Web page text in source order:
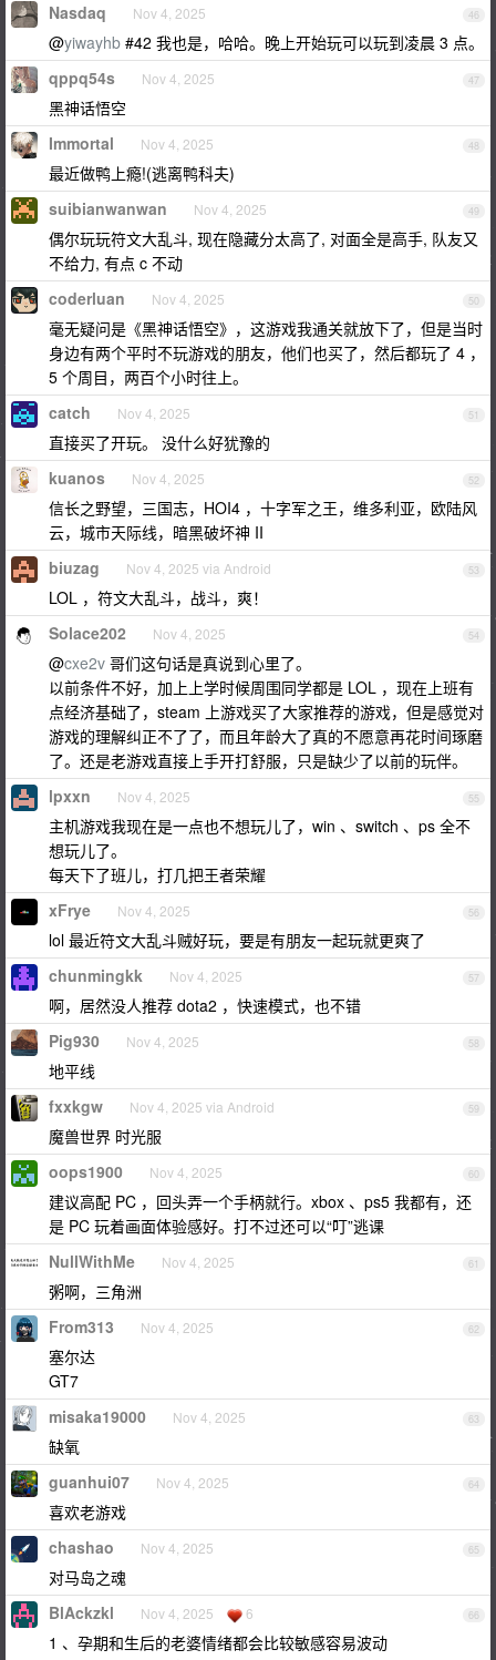
46
Nasdaq Nov 4, 2025
@yiwayhb #42 我也是，哈哈。晚上开始玩可以玩到凌晨 3 点。
47
qppq54s Nov 4, 2025
黑神话悟空
48
Immortal Nov 4, 2025
最近做鸭上瘾!(逃离鸭科夫)
49
suibianwanwan Nov 4, 2025
偶尔玩玩符文大乱斗, 现在隐藏分太高了, 对面全是高手, 队友又
不给力, 有点 c 不动
50
coderluan Nov 4, 2025
毫无疑问是《黑神话悟空》，这游戏我通关就放下了，但是当时
身边有两个平时不玩游戏的朋友，他们也买了，然后都玩了 4 ，
5 个周目，两百个小时往上。
51
catch Nov 4, 2025
直接买了开玩。 没什么好犹豫的
52
kuanos Nov 4, 2025
信长之野望，三国志，HOI4 ，十字军之王，维多利亚，欧陆风
云，城市天际线，暗黑破坏神 II
53
biuzag Nov 4, 2025 via Android
LOL ，符文大乱斗，战斗，爽！
54
Solace202 Nov 4, 2025
@cxe2v 哥们这句话是真说到心里了。
以前条件不好，加上上学时候周围同学都是 LOL ，现在上班有
点经济基础了，steam 上游戏买了大家推荐的游戏，但是感觉对
游戏的理解纠正不了了，而且年龄大了真的不愿意再花时间琢磨
了。还是老游戏直接上手开打舒服，只是缺少了以前的玩伴。
55
lpxxn Nov 4, 2025
主机游戏我现在是一点也不想玩儿了，win 、switch 、ps 全不
想玩儿了。
每天下了班儿，打几把王者荣耀
56
xFrye Nov 4, 2025
lol 最近符文大乱斗贼好玩，要是有朋友一起玩就更爽了
57
chunmingkk Nov 4, 2025
啊，居然没人推荐 dota2 ，快速模式，也不错
58
Pig930 Nov 4, 2025
地平线
59
fxxkgw Nov 4, 2025 via Android
魔兽世界 时光服
60
oops1900 Nov 4, 2025
建议高配 PC ，回头弄一个手柄就行。xbox 、ps5 我都有，还
是 PC 玩着画面体验感好。打不过还可以“叮”逃课
61
NullWithMe Nov 4, 2025
粥啊，三角洲
62
From313 Nov 4, 2025
塞尔达
GT7
63
misaka19000 Nov 4, 2025
缺氧
64
guanhui07 Nov 4, 2025
喜欢老游戏
65
chashao Nov 4, 2025
对马岛之魂
66
BlAckzkl Nov 4, 2025 6
1 、孕期和生后的老婆情绪都会比较敏感容易波动